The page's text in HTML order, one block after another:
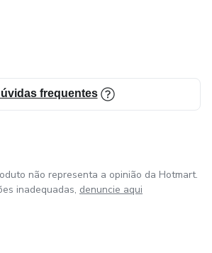
frequentes
não representa a opinião da Hotmart.
inadequadas, denuncie aqui